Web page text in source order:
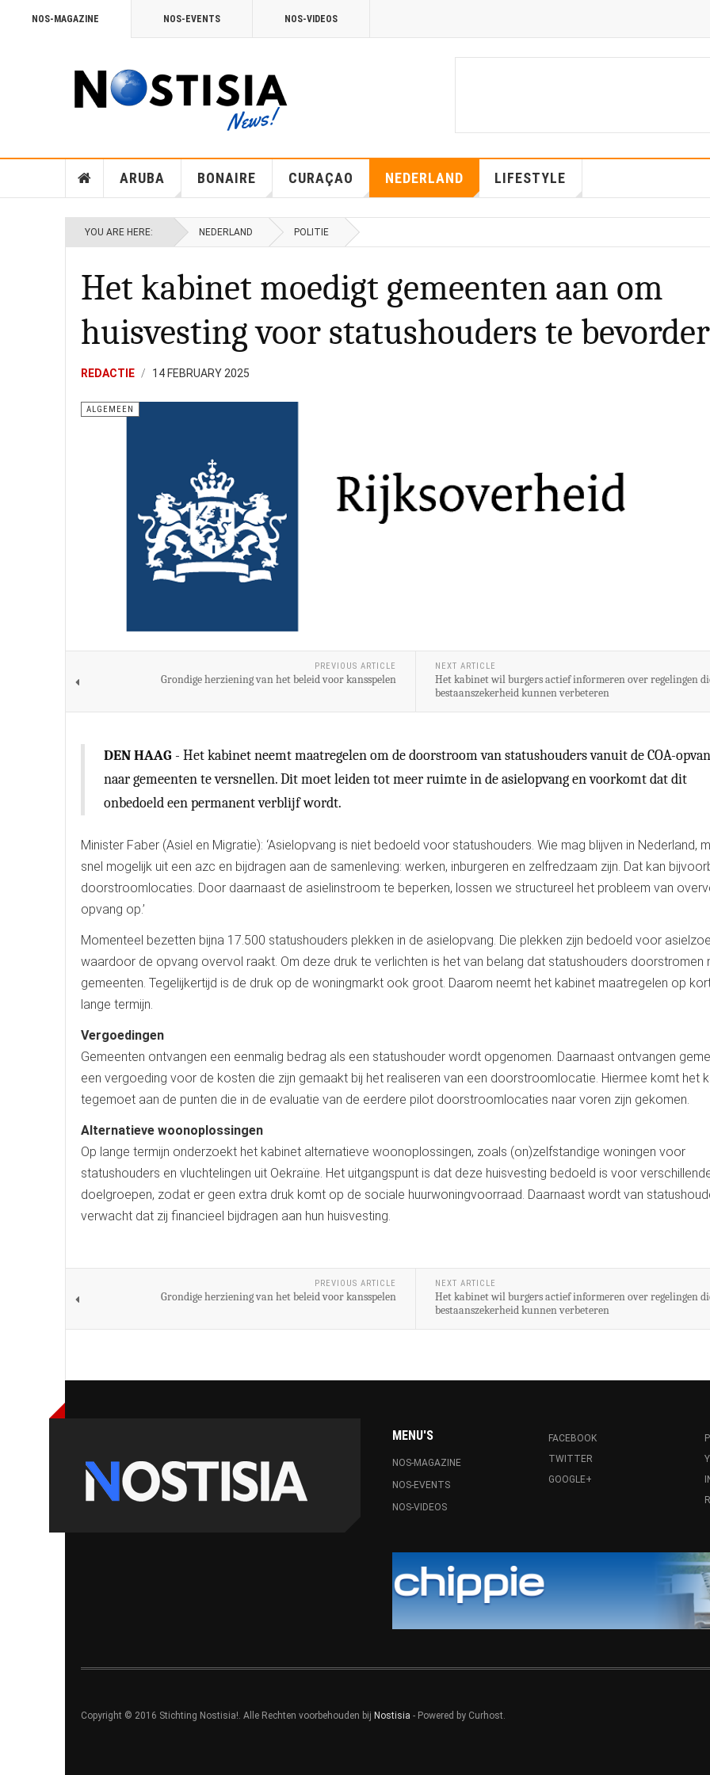
NOS-MAGAZINE NOS-EVENTS NOS-VIDEOS
ARUBA BONAIRE CURAÇAO NEDERLAND LIFESTYLE
YOU ARE HERE: NEDERLAND POLITIE
Het kabinet moedigt gemeenten aan om
huisvesting voor statushouders te
REDACTIE 14 FEBRUARY 2025
ALGEMEEN
PREVIOUS ARTICLE
Grondige herziening van het beleid voor kansspelen
NEXT ARTICLE
Het kabinet wil burgers actief informeren over regelingen
bestaanszekerheid kunnen verbeteren
DEN HAAG - Het kabinet neemt maatregelen om de doorstroom van statushouders vanuit de COA-
naar gemeenten te versnellen. Dit moet leiden tot meer ruimte in de asielopvang en voorkomt dat dit
onbedoeld een permanent verblijf wordt.
Minister Faber (Asiel en Migratie): ‘Asielopvang is niet bedoeld voor statushouders. Wie mag blijven in Nederland,
snel mogelijk uit een azc en bijdragen aan de samenleving: werken, inburgeren en zelfredzaam zijn. Dat kan
doorstroomlocaties. Door daarnaast de asielinstroom te beperken, lossen we structureel het probleem van
opvang op.’
Momenteel bezetten bijna 17.500 statushouders plekken in de asielopvang. Die plekken zijn bedoeld voor
waardoor de opvang overvol raakt. Om deze druk te verlichten is het van belang dat statushouders doorstromen
gemeenten. Tegelijkertijd is de druk op de woningmarkt ook groot. Daarom neemt het kabinet maatregelen op
lange termijn.
Vergoedingen
Gemeenten ontvangen een eenmalig bedrag als een statushouder wordt opgenomen. Daarnaast ontvangen
een vergoeding voor de kosten die zijn gemaakt bij het realiseren van een doorstroomlocatie. Hiermee komt het
tegemoet aan de punten die in de evaluatie van de eerdere pilot doorstroomlocaties naar voren zijn gekomen.
Alternatieve woonoplossingen
Op lange termijn onderzoekt het kabinet alternatieve woonoplossingen, zoals (on)zelfstandige woningen voor
statushouders en vluchtelingen uit Oekraïne. Het uitgangspunt is dat deze huisvesting bedoeld is voor
doelgroepen, zodat er geen extra druk komt op de sociale huurwoningvoorraad. Daarnaast wordt van
verwacht dat zij financieel bijdragen aan hun huisvesting.
PREVIOUS ARTICLE
Grondige herziening van het beleid voor kansspelen
NEXT ARTICLE
Het kabinet wil burgers actief informeren over regelingen
bestaanszekerheid kunnen verbeteren
MENU'S
NOS-MAGAZINE
NOS-EVENTS
NOS-VIDEOS
FACEBOOK
TWITTER
GOOGLE+
Copyright © 2016 Stichting Nostisia!. Alle Rechten voorbehouden bij Nostisia - Powered by Curhost.